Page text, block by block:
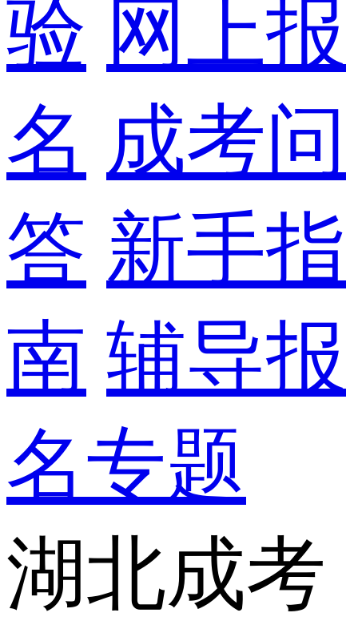
验 网上报
名 成考问
答 新手指
南 辅导报
名专题
湖北成考